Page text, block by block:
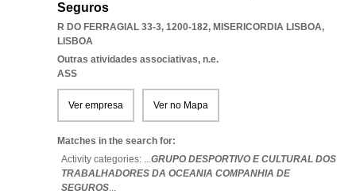
Seguros
R DO FERRAGIAL 33-3, 1200-182, MISERICORDIA LISBOA,
LISBOA
Outras atividades associativas, n.e.
ASS
Ver empresa Ver no Mapa
Matches in the search for:
Activity categories: ...GRUPO DESPORTIVO E CULTURAL DOS
TRABALHADORES DA OCEANIA COMPANHIA DE
SEGUROS...